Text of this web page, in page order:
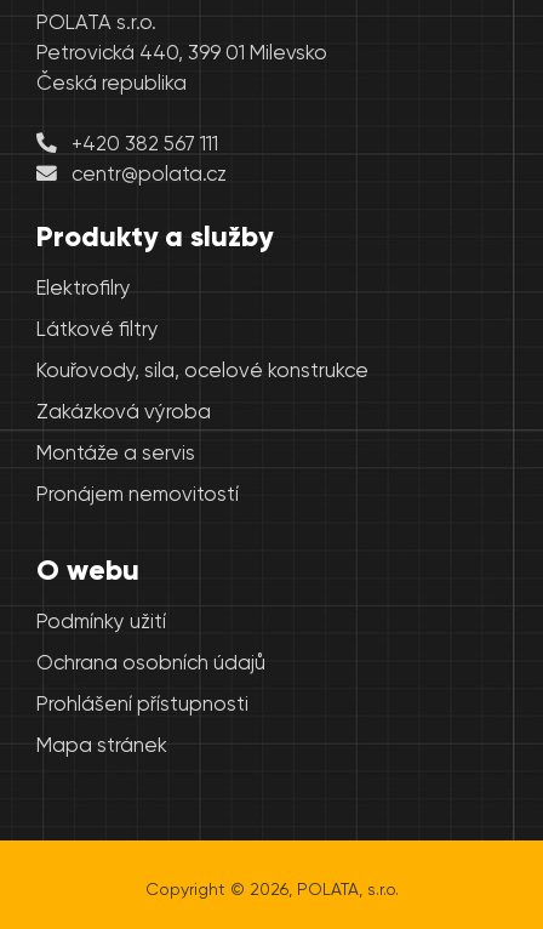
POLATA s.r.o.
Petrovická 440, 399 01 Milevsko
Česká republika
+420 382 567 111
centr@polata.cz
Produkty a služby
Elektrofilry
Látkové filtry
Kouřovody, sila, ocelové konstrukce
Zakázková výroba
Montáže a servis
Pronájem nemovitostí
O webu
Podmínky užití
Ochrana osobních údajů
Prohlášení přístupnosti
Mapa stránek
Copyright © 2026, POLATA, s.r.o.